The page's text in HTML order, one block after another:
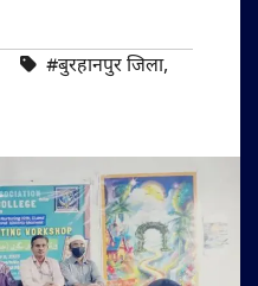
#बुरहानपुर जिला,